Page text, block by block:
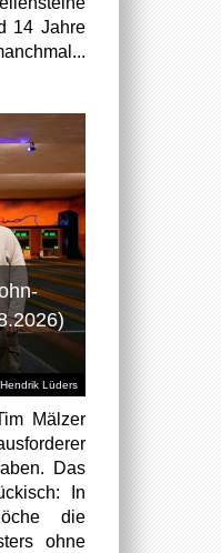
14 Jahre
Lüders
Mälzer
Das
In
die
ohne